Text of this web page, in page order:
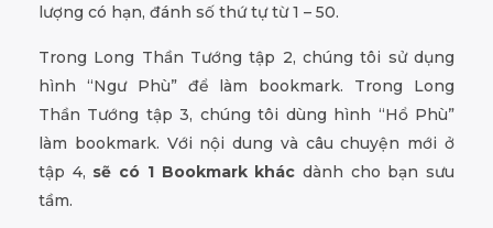
lượng có hạn, đánh số thứ tự từ 1 – 50.
Trong Long Thần Tướng tập 2, chúng tôi sử dụng
hình “Ngư Phù” để làm bookmark. Trong Long
Thần Tướng tập 3, chúng tôi dùng hình “Hổ Phù”
làm bookmark. Với nội dung và câu chuyện mới ở
tập 4, sẽ có 1 Bookmark khác dành cho bạn sưu
tầm.